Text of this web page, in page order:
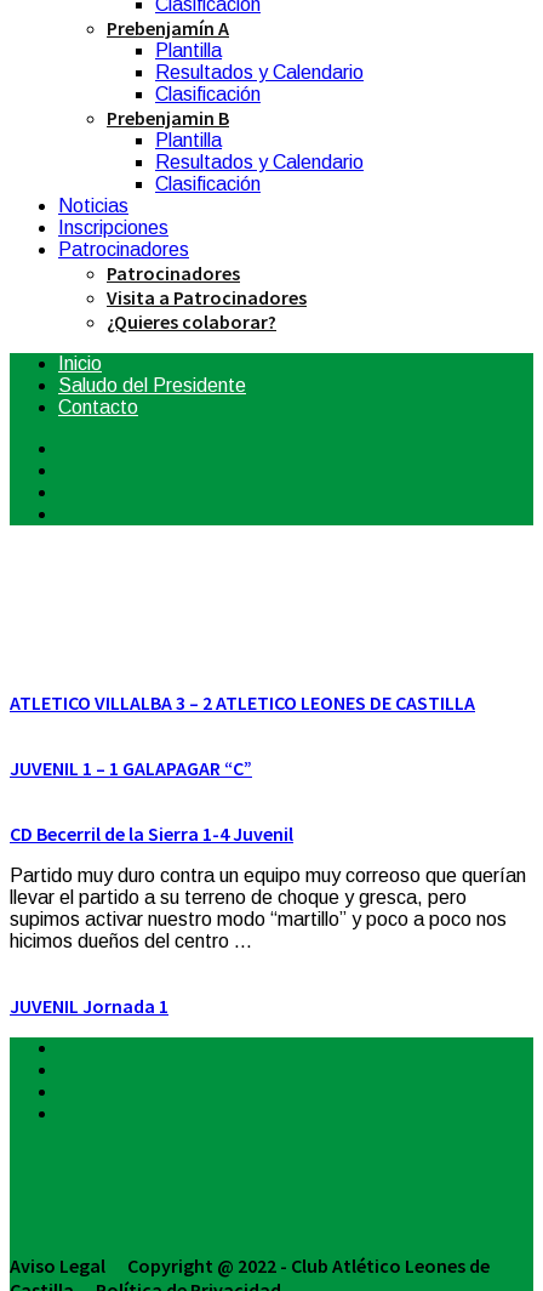
Clasificación
Prebenjamín A
Plantilla
Resultados y Calendario
Clasificación
Prebenjamin B
Plantilla
Resultados y Calendario
Clasificación
Noticias
Inscripciones
Patrocinadores
Patrocinadores
Visita a Patrocinadores
¿Quieres colaborar?
Inicio
Saludo del Presidente
Contacto
ATLETICO VILLALBA 3 – 2 ATLETICO LEONES DE CASTILLA
JUVENIL 1 – 1 GALAPAGAR “C”
CD Becerril de la Sierra 1-4 Juvenil
Partido muy duro contra un equipo muy correoso que querían
llevar el partido a su terreno de choque y gresca, pero
supimos activar nuestro modo “martillo” y poco a poco nos
hicimos dueños del centro ...
JUVENIL Jornada 1
Aviso Legal Copyright @ 2022 - Club Atlético Leones de